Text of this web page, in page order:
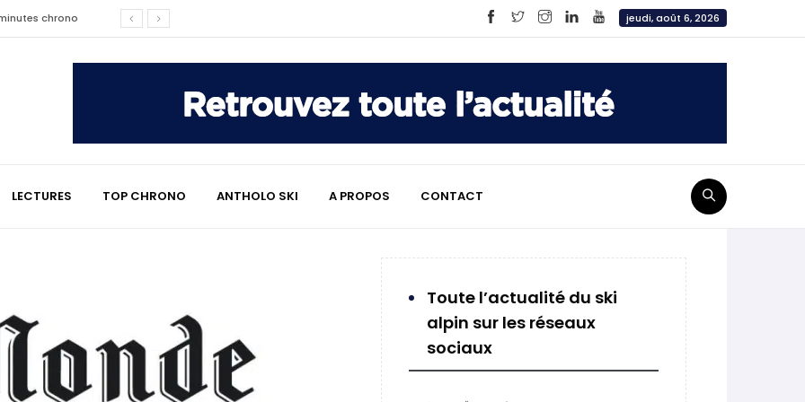
chrono
le témoignage émouvant de
jeudi, août 6, 2026
LECTURES TOP CHRONO ANTHOLO SKI A PROPOS CONTACT
Toute l’actualité du ski
alpin sur les réseaux
sociaux